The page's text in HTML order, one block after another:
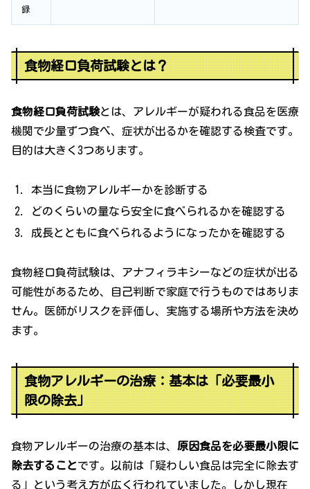
録
食物経口負荷試験とは？
食物経口負荷試験とは、アレルギーが疑われる食品を医療
機関で少量ずつ食べ、症状が出るかを確認する検査です。
目的は大きく3つあります。
本当に食物アレルギーかを診断する
どのくらいの量なら安全に食べられるかを確認する
成長とともに食べられるようになったかを確認する
食物経口負荷試験は、アナフィラキシーなどの症状が出る
可能性があるため、自己判断で家庭で行うものではありま
せん。医師がリスクを評価し、実施する場所や方法を決め
ます。
食物アレルギーの治療：基本は「必要最小
限の除去」
食物アレルギーの治療の基本は、 原因食品を必要最小限に
除去することです。以前は「疑わしい食品は完全に除去す
る」という考え方が広く行われていました。しかし現在